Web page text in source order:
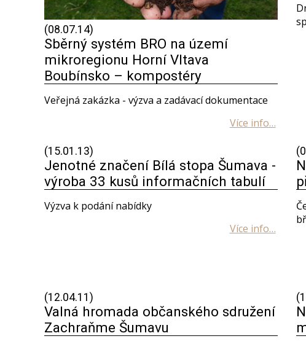
(08.07.14)
Sběrný systém BRO na území
mikroregionu Horní Vltava
Boubínsko – kompostéry
Veřejná zakázka - výzva a zadávací dokumentace
(15.01.13)
Jenotné značení Bílá stopa Šumava -
výroba 33 kusů informačních tabulí
Výzva k podání nabídky
(12.04.11)
Valná hromada občanského sdružení
Zachraňme Šumavu